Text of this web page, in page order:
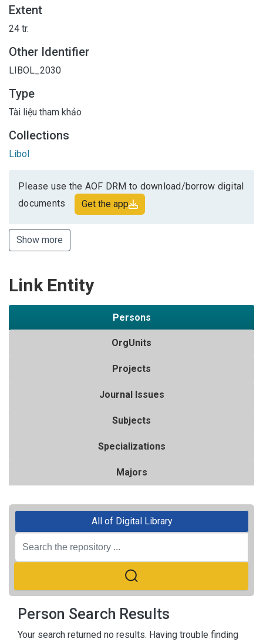
Extent
24 tr.
Other Identifier
LIBOL_2030
Type
Tài liệu tham khảo
Collections
Libol
Please use the AOF DRM to download/borrow digital
documents
Get the app
Show more
Link Entity
Persons
OrgUnits
Projects
Journal Issues
Subjects
Specializations
Majors
All of Digital Library
Person Search Results
Your search returned no results. Having trouble finding